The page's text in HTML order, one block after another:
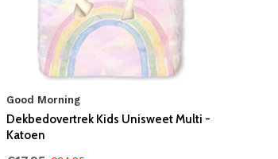
Good Morning
Dekbedovertrek Kids Unisweet Multi -
Katoen